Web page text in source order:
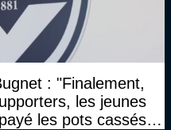
: "Finalement,
les jeunes
les pots cassés